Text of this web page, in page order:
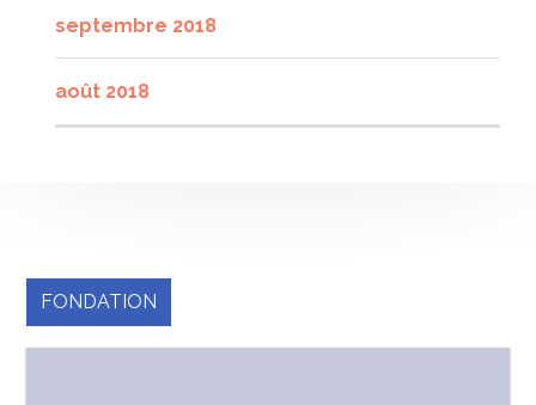
septembre 2018
août 2018
FONDATION